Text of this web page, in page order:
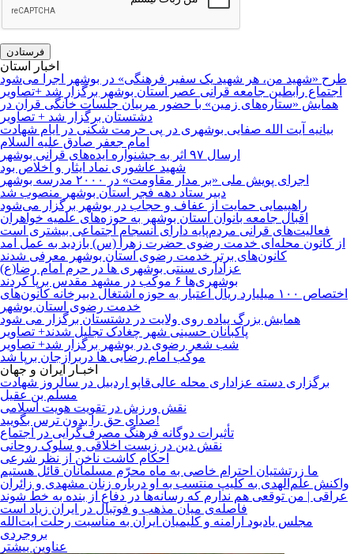
اخبار استان
طرح «شهید من، هر شهید یک سفیر فرهنگی» در بوشهر اجرا می‌شود
اجتماع رابطین جامعه قرآنی عصر استان بوشهر برگزار شد +تصاویر
همایش «ستاره‌های زمین» با حضور مربیان جلسات خانگی قرآن در
دشتستان برگزار شد + تصاویر
بیانیه آیت الله صفایی بوشهری در پی حرمت شکنی در ایام شهادت
امام جعفر صادق علیه السلام
ارسال ۹۷ اثر به جشنواره ایده‌های قرآنی بوشهر
شهید عاشوری نماد ایثار و اخلاص بود
اجرای پویش ملی «بر مدار مقاومت» در ۲۰۰۰ مدرسه بوشهر
دبیر ستاد دهه فجر استان بوشهر منصوب شد
راهپیمایی حمایت از عفاف و حجاب در بوشهر برگزار می‌شود
اقبال جامعه بانوان استان بوشهر به حوزه‌های علمیه خواهران
فعالیت‌های قرآنی مردم‌پایه دارای انسجام اجتماعی بیشتری است
از کانون محله‌ای خدمت رضوی حضرت زهرا (س) بازدید به عمل آمد
کانون‌های برتر خدمت رضوی استان بوشهر معرفی شدند
عزاداری سنتی بوشهری ها در حرم امام رضا(ع)
بوشهری‌ها ۶ موکب در مشهد مقدس برپا کردند
اختصاص ۱۰۰ میلیارد ریال اعتبار به حوزه اشتغال دبیرخانه کانون‌های
خدمت رضوی استان بوشهر
همایش بزرگ پیاده روی ولایت در دشتستان برگزار می شود
پاکبانان حسینی شهر چغادک تجلیل شدند+ تصاویر
شب شعر رضوی در بوشهر برگزار شد+ تصاویر
موکب‌ امام رضایی ها دربرازجان برپا شد
اخبـار ایران و جهان
برگزاری دسته عزاداری محله عالی‌قاپو اردبیل در سالروز شهادت
مسلم بن عقیل
نقش ورزش در تقویت هویت اسلامی
صدای حق را بدون ترس بگویید!
تأثیرات دوگانه فرهنگ مصرف‌گرایی در اجتماع
نقش دین در زیست اخلاقی و سلوک روحانی
احکام کاشت ناخن از نظر شرعی
ما زرتشتیان احترام خاصی به ماه محرّم مسلمانان قائل هستیم
واکنش علم‌الهدی به کلیپ منتسب به او درباره زنان مشهدی و زائران
عراقی | من توقعی هم ندارم که رسانه‌ها در دفاع از بنده به خط شوند
فاصله‌ی میان مذهب و فوتبال در ایران زیاد است
مجلس یادبود ارامنه و کلیمیان ایران به مناسبت رحلت آیت‌الله
بروجردی
عناوین بیشتر